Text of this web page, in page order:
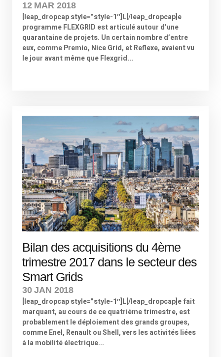
12 MAR 2018
[leap_dropcap style=”style-1″]L[/leap_dropcap]e
programme FLEXGRID est articulé autour d’une
quarantaine de projets. Un certain nombre d’entre
eux, comme Premio, Nice Grid, et Reflexe, avaient vu
le jour avant même que Flexgrid...
Bilan des acquisitions du 4ème
trimestre 2017 dans le secteur des
Smart Grids
30 JAN 2018
[leap_dropcap style=”style-1″]L[/leap_dropcap]e fait
marquant, au cours de ce quatrième trimestre, est
probablement le déploiement des grands groupes,
comme Enel, Renault ou Shell, vers les activités liées
à la mobilité électrique...